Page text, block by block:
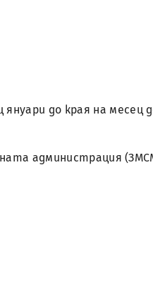
до края на месец
администрация